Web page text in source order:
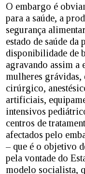
O embargo é
para a saúde, a
segurança
estado de saúde da
disponibilidade de
agravando assim a
mulheres
cirúrgico,
artificiais,
intensivos
centros de
afectados pelo
– que é o objetivo
pela vontade do
modelo socialista,